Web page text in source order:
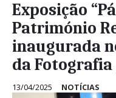
Exposição
Património
inaugurada
da
13/04/2025 NOTÍCIAS